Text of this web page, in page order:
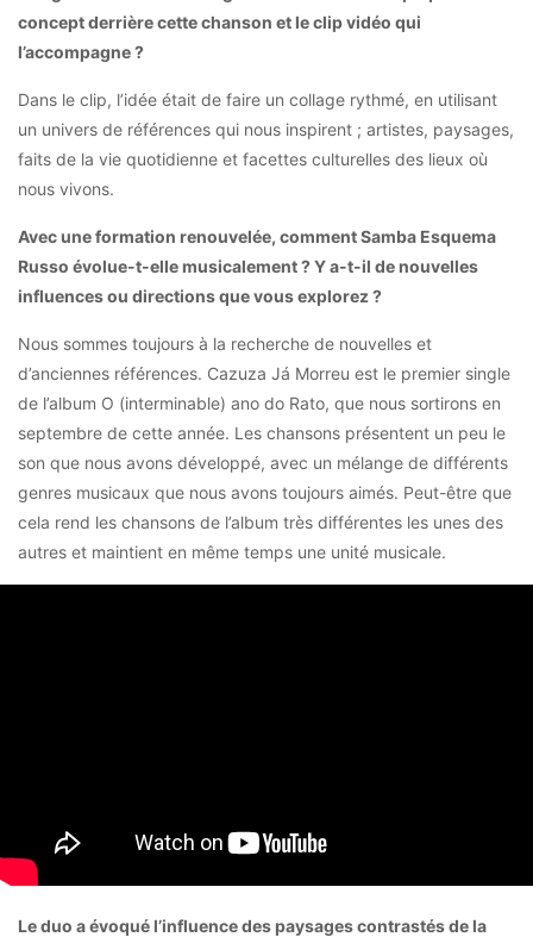
concept derrière cette chanson et le clip vidéo qui
l’accompagne ?
Dans le clip, l’idée était de faire un collage rythmé, en utilisant
un univers de références qui nous inspirent ; artistes, paysages,
faits de la vie quotidienne et facettes culturelles des lieux où
nous vivons.
Avec une formation renouvelée, comment Samba Esquema
Russo évolue-t-elle musicalement ? Y a-t-il de nouvelles
influences ou directions que vous explorez ?
Nous sommes toujours à la recherche de nouvelles et
d’anciennes références. Cazuza Já Morreu est le premier single
de l’album O (interminable) ano do Rato, que nous sortirons en
septembre de cette année. Les chansons présentent un peu le
son que nous avons développé, avec un mélange de différents
genres musicaux que nous avons toujours aimés. Peut-être que
cela rend les chansons de l’album très différentes les unes des
autres et maintient en même temps une unité musicale.
Le duo a évoqué l’influence des paysages contrastés de la